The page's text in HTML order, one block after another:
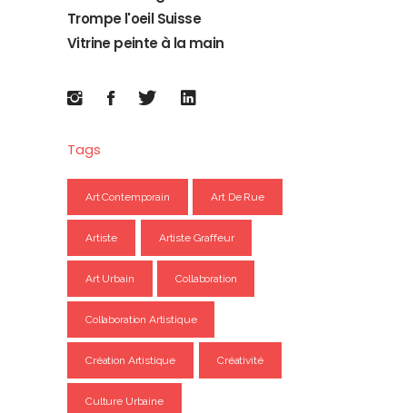
Trompe l'oeil Suisse
Vitrine peinte à la main
Tags
Art Contemporain Art De Rue
Artiste Artiste Graffeur
Art Urbain Collaboration
Collaboration Artistique
Création Artistique Créativité
Culture Urbaine